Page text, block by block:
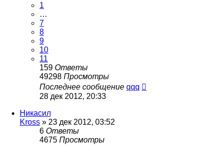
1
…
7
8
9
10
11
159 Ответы
49298 Просмотры
Последнее сообщение qqq
28 дек 2012, 20:33
Никасил
Kross » 23 дек 2012, 03:52
6 Ответы
4675 Просмотры